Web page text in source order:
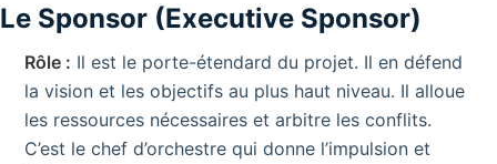
Le Sponsor (Executive Sponsor)
Rôle : Il est le porte-étendard du projet. Il en défend
la vision et les objectifs au plus haut niveau. Il alloue
les ressources nécessaires et arbitre les conflits.
C’est le chef d’orchestre qui donne l’impulsion et